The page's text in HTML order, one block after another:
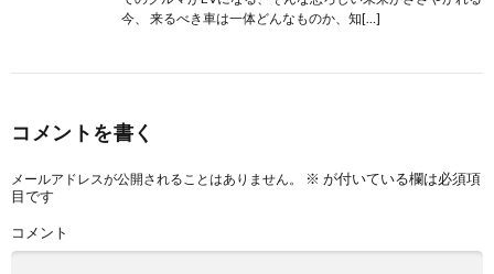
今、 来るべき車は一体どんなものか、知[…]
コメントを書く
メールアドレスが公開されることはありません。 ※ が付いている欄は必須項
目です
コメント